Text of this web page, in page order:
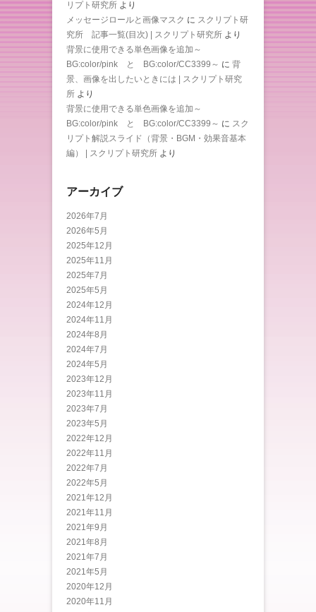
リプト研究所 より
メッセージロールと画像マスク に スクリプト研
究所 記事一覧(目次) | スクリプト研究所 より
背景に使用できる単色画像を追加～
BG:color/pink と BG:color/CC3399～ に 背
景、画像を出したいときには | スクリプト研究
所 より
背景に使用できる単色画像を追加～
BG:color/pink と BG:color/CC3399～ に スク
リプト解説スライド（背景・BGM・効果音基本
編） | スクリプト研究所 より
アーカイブ
2026年7月
2026年5月
2025年12月
2025年11月
2025年7月
2025年5月
2024年12月
2024年11月
2024年8月
2024年7月
2024年5月
2023年12月
2023年11月
2023年7月
2023年5月
2022年12月
2022年11月
2022年7月
2022年5月
2021年12月
2021年11月
2021年9月
2021年8月
2021年7月
2021年5月
2020年12月
2020年11月